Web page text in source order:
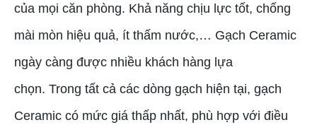
của mọi căn phòng. Khả năng chịu lực tốt, chống
mài mòn hiệu quả, ít thấm nước,… Gạch Ceramic
ngày càng được nhiều khách hàng lựa
chọn. Trong tất cả các dòng gạch hiện tại, gạch
Ceramic có mức giá thấp nhất, phù hợp với điều